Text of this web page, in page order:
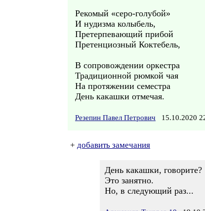
Рекомый «серо-голубой»
И нудизма колыбель,
Претерпевающий прибой
Претенциозный Коктебель,
В сопровождении оркестра
Традиционной рюмкой чая
На протяжении семестра
День какашки отмечая.
Резепин Павел Петрович 15.10.2020
+ добавить замечания
День какашки, говорите?
Это занятно.
Но, в следующий раз...